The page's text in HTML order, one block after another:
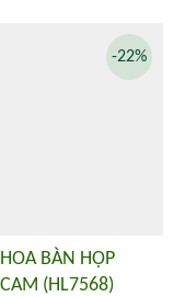
BÀN HỌP
(HL7568)
-22%